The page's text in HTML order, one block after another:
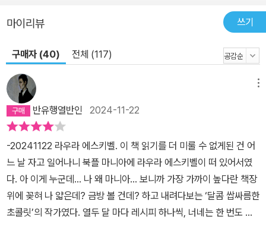
마이리뷰 쓰기
구매자 (40) 전체 (117)
반유행열반인 2024-11-22
-20241122 라우라 에스키벨. 이 책 읽기를 더 미룰 수 없게된 건 어
느 날 자고 일어나니 북플 마니아에 라우라 에스키벨이 떠 있어서였
다. 아 이게 누군데... 나 왜 마니아… 보니까 가장 가까이 높다란 책장
위에 꽂혀 나 얇은데? 금방 볼 건데? 하고 내려다보는 ‘달콤 쌉싸름한
초콜릿’의 작가였다. 열두 달 마다 레시피 하나씩, 너네는 한 번도 안